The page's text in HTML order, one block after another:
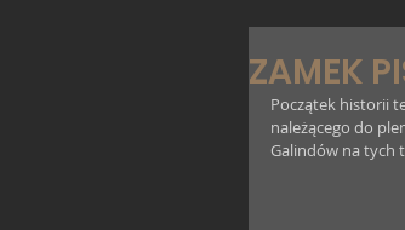
ZAMEK
Początek historii
należącego do
Galindów na tych